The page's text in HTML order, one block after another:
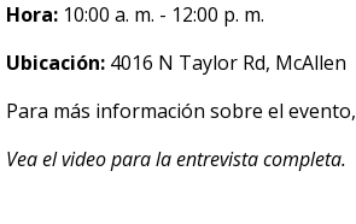
Hora: 10:00 a. m. - 12:00 p. m.
Ubicación: 4016 N Taylor Rd, McAllen
Para más información sobre el evento,
Vea el video para la entrevista completa.